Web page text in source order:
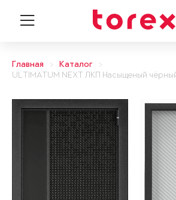
Главная
Каталог
ULTIMATUM NEXT ЛКП Насыщеный